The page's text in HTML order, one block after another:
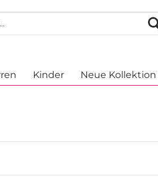
Kinder Neue Kollektion